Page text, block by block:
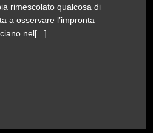
rimescolato qualcosa di
a osservare l’impronta
nel[...]